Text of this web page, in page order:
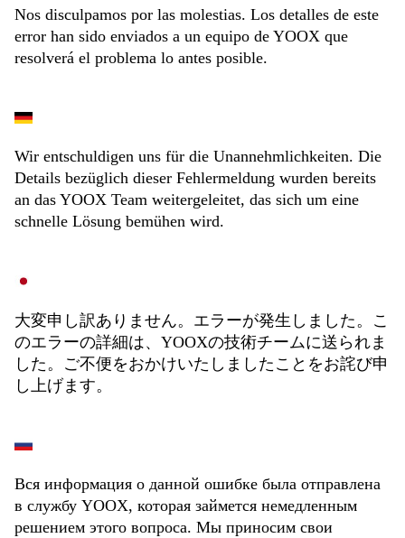
Nos disculpamos por las molestias. Los detalles de este
error han sido enviados a un equipo de YOOX que
resolverá el problema lo antes posible.
Wir entschuldigen uns für die Unannehmlichkeiten. Die
Details bezüglich dieser Fehlermeldung wurden bereits
an das YOOX Team weitergeleitet, das sich um eine
schnelle Lösung bemühen wird.
大変申し訳ありません。エラーが発生しました。こ
のエラーの詳細は、YOOXの技術チームに送られま
した。ご不便をおかけいたしましたことをお詫び申
し上げます。
Вся информация о данной ошибке была отправлена
в службу YOOX, которая займется немедленным
решением этого вопроса. Мы приносим свои